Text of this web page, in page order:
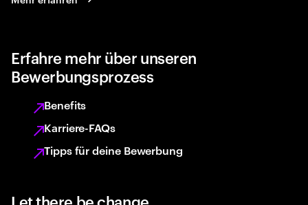
Erfahre mehr über unseren
Bewerbungsprozess
Benefits
Karriere-FAQs
Tipps für deine Bewerbung
Let there be change